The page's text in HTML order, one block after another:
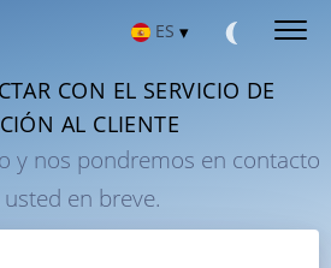
ES ▾
DE TELEGRAM
de Telegram
DE TELEGRAM DE IOS
hacking para el iPhone
EN ANDROID
hacking para Android
CON EL SERVICIO DE
AL CLIENTE
y nos pondremos en contacto
en breve.